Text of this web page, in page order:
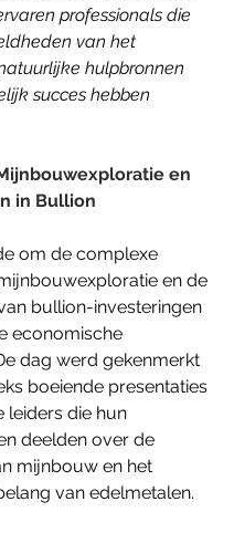
professionals die
van het
hulpbronnen
succes hebben
en
in Bullion
om de complexe
en de
bullion-investeringen
economische
dag werd gekenmerkt
boeiende presentaties
leiders die hun
deelden over de
mijnbouw en het
van edelmetalen.